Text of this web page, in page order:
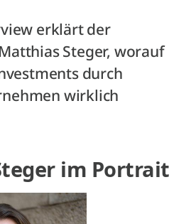
erklärt der
Steger, worauf
durch
wirklich
im Portrait